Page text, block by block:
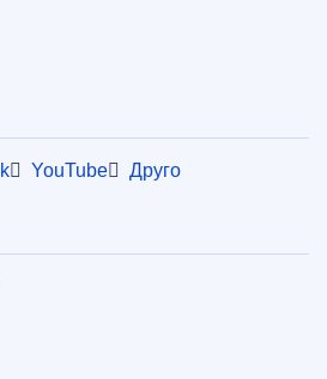
YouTube Друго